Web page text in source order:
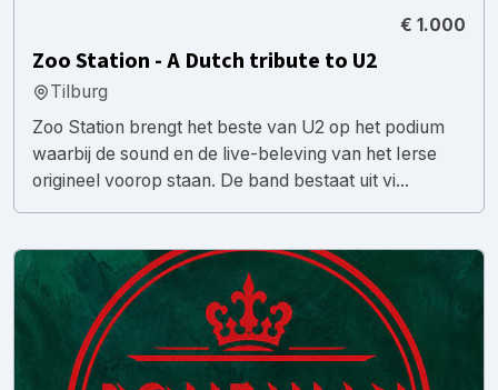
€ 1.000
Zoo Station - A Dutch tribute to U2
Tilburg
Zoo Station brengt het beste van U2 op het podium
waarbij de sound en de live-beleving van het Ierse
origineel voorop staan. De band bestaat uit vi...